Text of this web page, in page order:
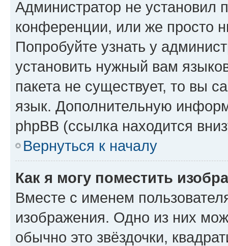
Администратор не установил
конференции, или же просто
Попробуйте узнать у
установить нужный вам
пакета не существует, то вы
язык. Дополнительную
phpBB (ссылка находится
Вернуться к началу
Как я могу поместить
Вместе с именем
изображения. Одно из них
обычно это звёздочки,